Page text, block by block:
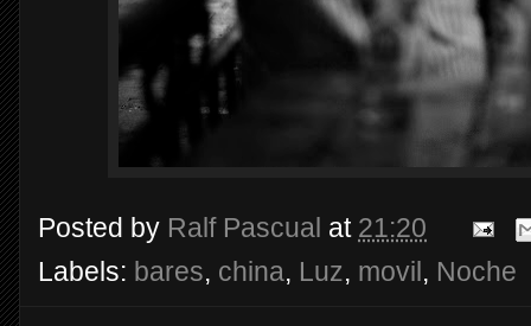
Posted by Ralf Pascual at 21:20
Labels: bares, china, Luz, movil, Noche